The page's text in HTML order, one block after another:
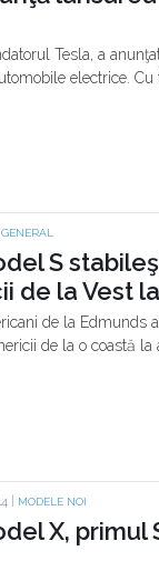
Tesla, a
electrice. Cu
GENERAL
S
de la Vest
de la Edmunds
de la o coastă
| MODELE NOI
X, primul